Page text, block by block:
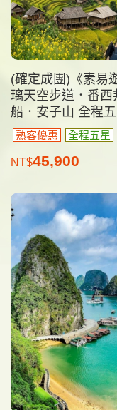
(確定成團)《素易
璃天空步道．番
船．安子山 全程
熟客優惠 全程五星
NT$45,900